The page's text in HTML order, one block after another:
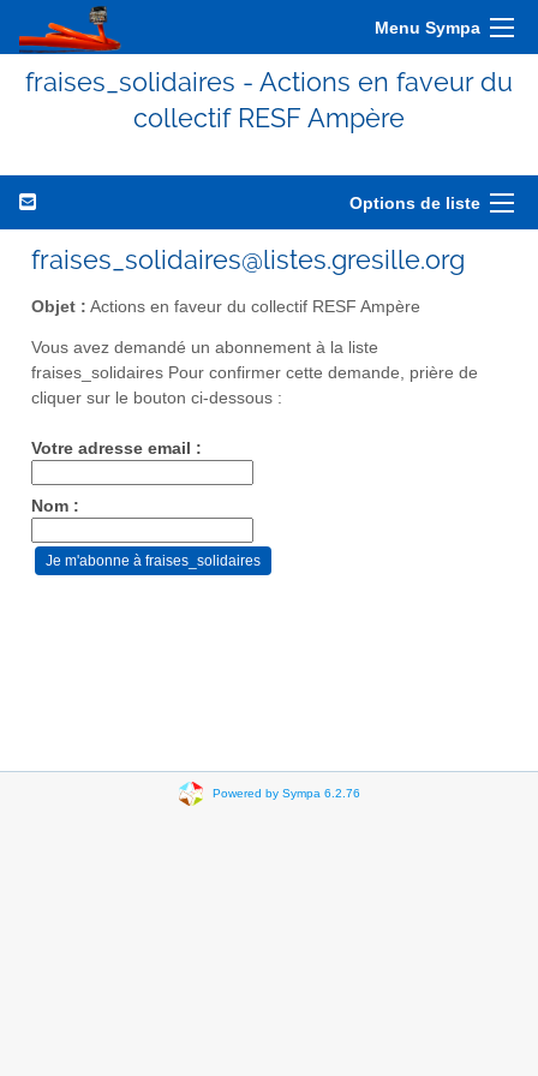
Menu Sympa
fraises_solidaires - Actions en faveur du
collectif RESF Ampère
Options de liste
fraises_solidaires@listes.gresille.org
Objet : Actions en faveur du collectif RESF Ampère
Vous avez demandé un abonnement à la liste
fraises_solidaires Pour confirmer cette demande, prière de
cliquer sur le bouton ci-dessous :
Votre adresse email :
Nom :
Powered by Sympa 6.2.76